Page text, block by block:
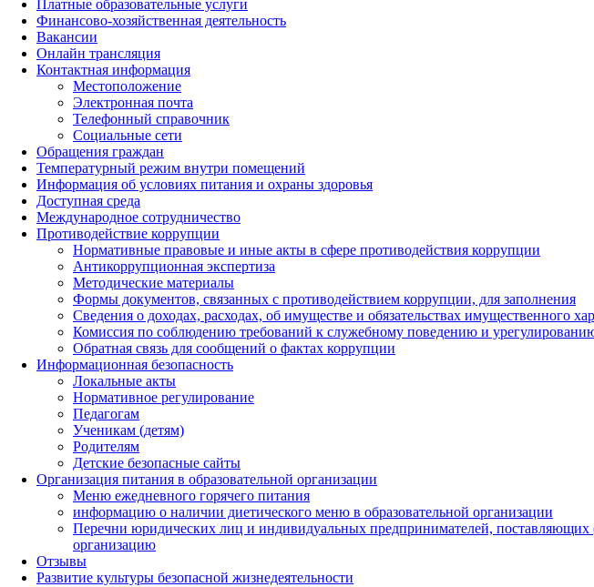
Платные образовательные услуги
Финансово-хозяйственная деятельность
Вакансии
Онлайн трансляция
Контактная информация
Местоположение
Электронная почта
Телефонный справочник
Социальные сети
Обращения граждан
Температурный режим внутри помещений
Информация об условиях питания и охраны здоровья
Доступная среда
Международное сотрудничество
Противодействие коррупции
Нормативные правовые и иные акты в сфере противодействия коррупции
Антикоррупционная экспертиза
Методические материалы
Формы документов, связанных с противодействием коррупции, для заполнения
Сведения о доходах, расходах, об имуществе и обязательствах имущественного
Комиссия по соблюдению требований к служебному поведению и
Обратная связь для сообщений о фактах коррупции
Информационная безопасность
Локальные акты
Нормативное регулирование
Педагогам
Ученикам (детям)
Родителям
Детские безопасные сайты
Организация питания в образовательной организации
Меню ежедневного горячего питания
информацию о наличии диетического меню в образовательной организации
Перечни юридических лиц и индивидуальных предпринимателей,
организацию
Отзывы
Развитие культуры безопасной жизнедеятельности